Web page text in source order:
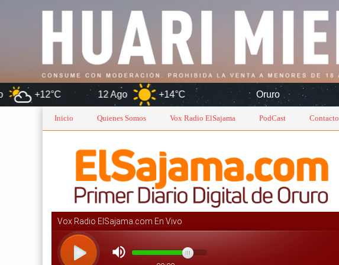
12 Ago +14°C Oruro 6 Ago
Inicio Quienes Somos Vox Radio ElSajama PodCast Contacto